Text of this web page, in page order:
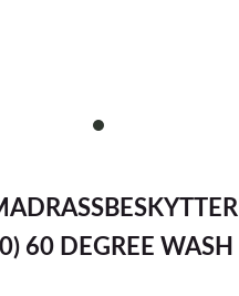
item
60 DEGREE WASH